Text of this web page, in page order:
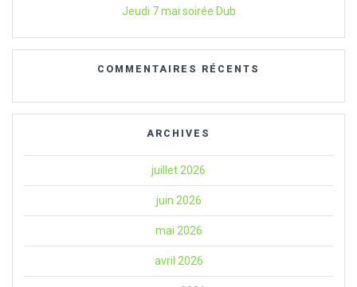
Jeudi 7 mai soirée Dub
COMMENTAIRES RÉCENTS
ARCHIVES
juillet 2026
juin 2026
mai 2026
avril 2026